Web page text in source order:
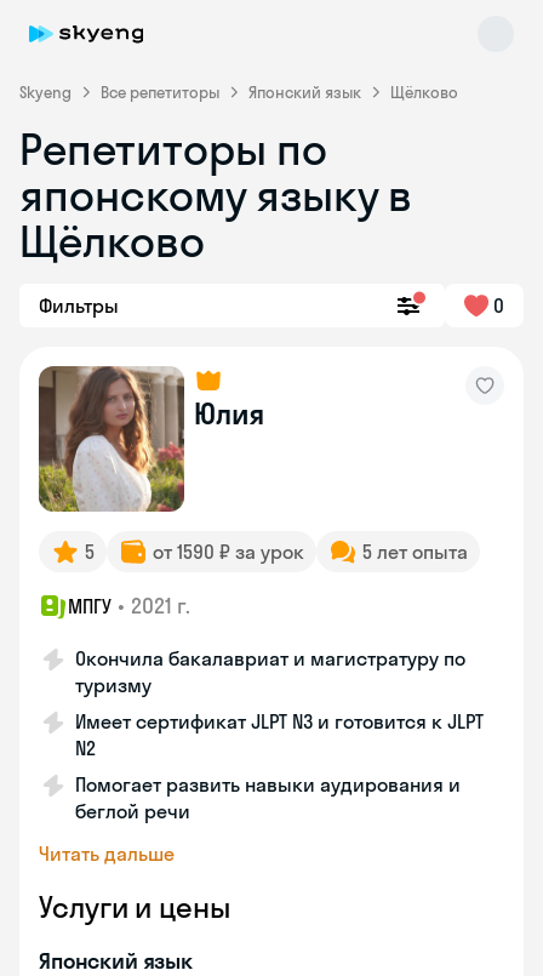
Skyeng Все репетиторы Японский язык Щёлково
Репетиторы по
японскому языку в
Щёлково
Фильтры 0
Юлия
5 от 1590 ₽ за урок 5 лет опыта
МПГУ • 2021 г.
Окончила бакалавриат и магистратуру по
туризму
Имеет сертификат JLPT N3 и готовится к JLPT
N2
Помогает развить навыки аудирования и
беглой речи
Читать дальше
Услуги и цены
Японский язык
Skyeng Chat